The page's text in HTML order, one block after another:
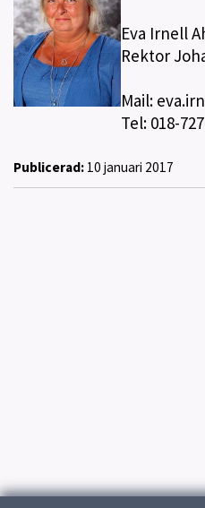
Eva Irnell
Rektor
Mail:
Tel: 018-
Publicerad: 10 januari 2017